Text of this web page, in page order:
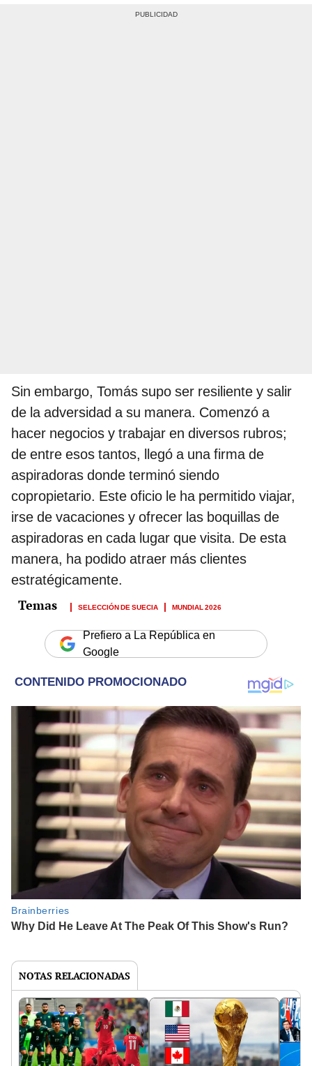
Sin embargo, Tomás supo ser resiliente y salir
de la adversidad a su manera. Comenzó a
hacer negocios y trabajar en diversos rubros;
de entre esos tantos, llegó a una firma de
aspiradoras donde terminó siendo
copropietario. Este oficio le ha permitido viajar,
irse de vacaciones y ofrecer las boquillas de
aspiradoras en cada lugar que visita. De esta
manera, ha podido atraer más clientes
estratégicamente.
SELECCIÓN DE SUECIA MUNDIAL 2026
Prefiero a La República en
Google
NOTAS RELACIONADAS